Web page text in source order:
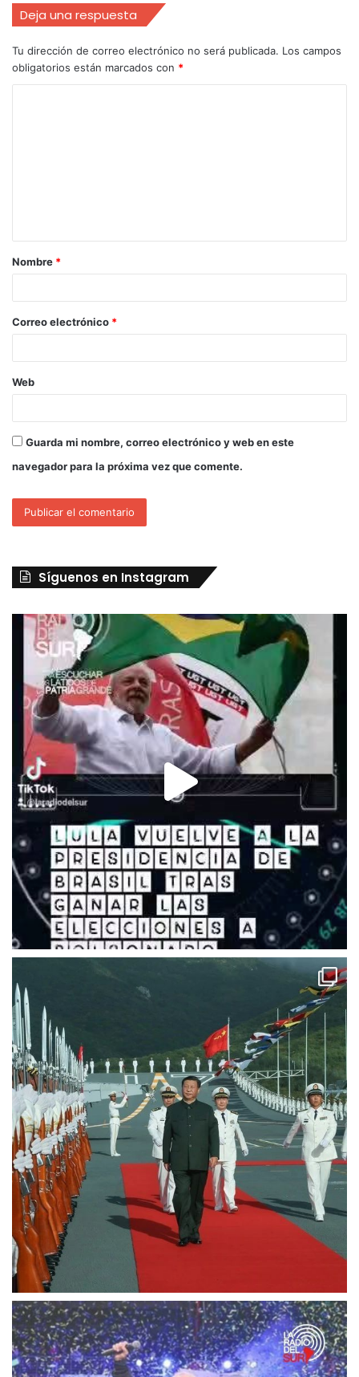
Deja una respuesta
Tu dirección de correo electrónico no será publicada. Los campos
obligatorios están marcados con *
Nombre *
Correo electrónico *
Web
Guarda mi nombre, correo electrónico y web en este
navegador para la próxima vez que comente.
Síguenos en Instagram